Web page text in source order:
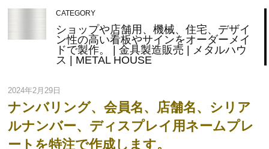
CATEGORY
ショップや店舗用、機械、住宅、デザイ
ン性の高い看板やサインをオーダーメイ
ドで製作。 | 金具製造販売 | メタルハウ
ス | METAL HOUSE
2024年2月29日
ナンバリング、会員名、店舗名、シリア
ルナンバー、ディスプレイ用ネームプレ
ートを特注で作成します。